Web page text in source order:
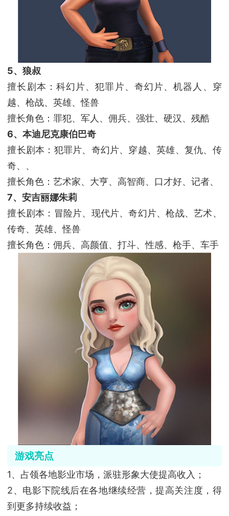
5、狼叔
擅长剧本：科幻片、犯罪片、奇幻片、机器人、穿
越、枪战、英雄、怪兽
擅长角色：罪犯、军人、佣兵、强壮、硬汉、残酷
6、本迪尼克康伯巴奇
擅长剧本：犯罪片、奇幻片、穿越、英雄、复仇、传
奇、、
擅长角色：艺术家、大亨、高智商、口才好、记者、
7、安吉丽娜朱莉
擅长剧本：冒险片、现代片、奇幻片、枪战、艺术、
传奇、英雄、怪兽
擅长角色：佣兵、高颜值、打斗、性感、枪手、车手
游戏亮点
1、占领各地影业市场，派驻形象大使提高收入；
2、电影下院线后在各地继续经营，提高关注度，得
到更多持续收益；